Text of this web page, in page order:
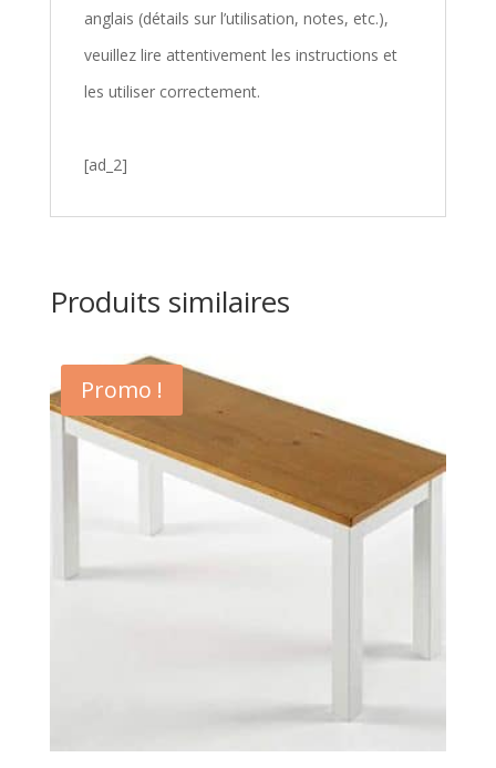
anglais (détails sur l’utilisation, notes, etc.),
veuillez lire attentivement les instructions et
les utiliser correctement.
[ad_2]
Produits similaires
Promo !